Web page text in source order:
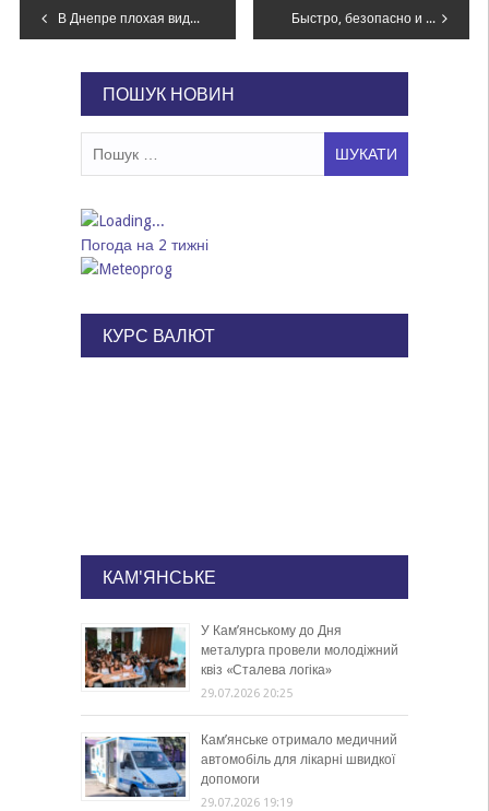
Навігація
В Днепре плохая видимость из-за сильного тумана: советы полиции Быстро, безопасно и удобно: почему 4G – это несомненное преимущество для абонентов
ПОШУК НОВИН
Погода на 2 тижні
КУРС ВАЛЮТ
КАМ'ЯНСЬКЕ
У Кам’янському до Дня
металурга провели молодіжний
квіз «Сталева логіка»
29.07.2026 20:25
Кам’янське отримало медичний
автомобіль для лікарні швидкої
допомоги
29.07.2026 19:19